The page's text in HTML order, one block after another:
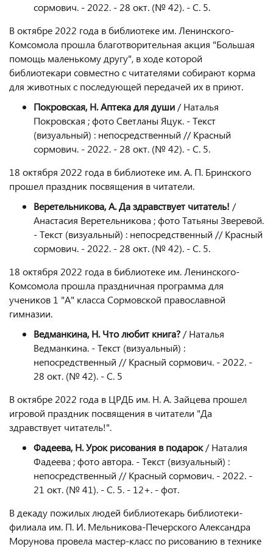
сормович. - 2022. - 28 окт. (№ 42). - С. 5.
В октябре 2022 года в библиотеке им. Ленинского-
Комсомола прошла благотворительная акция "Большая
помощь маленькому другу", в ходе которой
библиотекари совместно с читателями собирают корма
для животных с последующей передачей их в приют.
Покровская, Н. Аптека для души / Наталья
Покровская ; фото Светланы Яцук. - Текст
(визуальный) : непосредственный // Красный
сормович. - 2022. - 28 окт. (№ 42). - С. 5.
18 октября 2022 года в библиотеке им. А. П. Бринского
прошел праздник посвящения в читатели.
Веретельникова, А. Да здравствует читатель! /
Анастасия Веретельникова ; фото Татьяны Зверевой.
- Текст (визуальный) : непосредственный // Красный
сормович. - 2022. - 28 окт. (№ 42). - С. 5.
18 октября 2022 года в библиотеке им. Ленинского-
Комсомола прошла праздничная программа для
учеников 1 "А" класса Сормовской православной
гимназии.
Ведманкина, Н. Что любит книга? / Наталья
Ведманкина. - Текст (визуальный) :
непосредственный // Красный сормович. - 2022. -
28 окт. (№ 42). - С. 5
В октябре 2022 года в ЦРДБ им. Н. А. Зайцева прошел
игровой праздник посвящения в читатели "Да
здравствует читатель!".
Фадеева, Н. Урок рисования в подарок/ Наталия
Фадеева ; фото автора. - Текст (визуальный) :
непосредственный // Красный сормович. - 2022. -
21 окт. (№ 41). - С. 5. - 12+. - фот.
В декаду пожилых людей библиотекарь библиотеки-
филиала им. П. И. Мельникова-Печерского Александра
Морунова провела мастер-класс по рисованию в технике